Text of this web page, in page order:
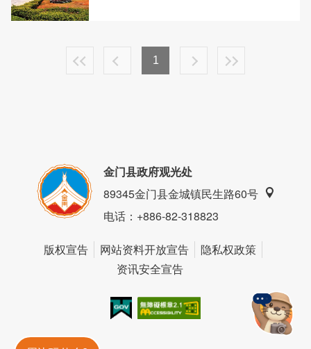
1
金门县政府观光处
89345金门县金城镇民生路60号
电话：+886-82-318823
版权宣告 网站资料开放宣告
隐私权政策
资讯安全宣告